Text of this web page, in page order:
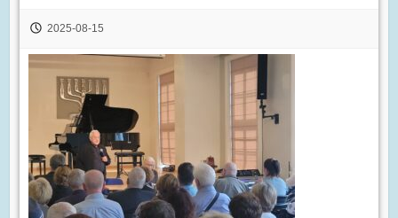
2025-08-15